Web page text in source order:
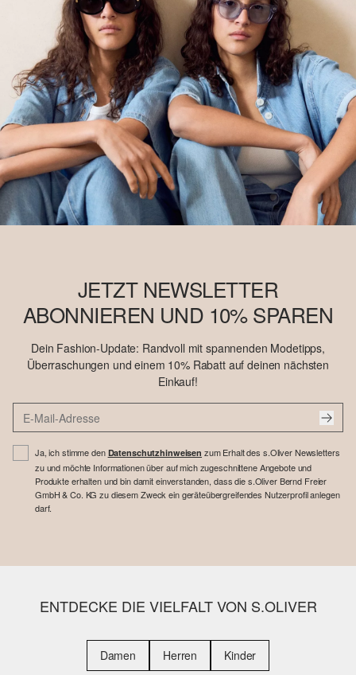
JETZT NEWSLETTER
ABONNIEREN UND 10% SPAREN
Dein Fashion-Update: Randvoll mit spannenden Modetipps,
Überraschungen und einem 10% Rabatt auf deinen nächsten
Einkauf!
Ja, ich stimme den Datenschutzhinweisen zum Erhalt des s.Oliver Newsletters
zu und möchte Informationen über auf mich zugeschnittene Angebote und
Produkte erhalten und bin damit einverstanden, dass die s.Oliver Bernd Freier
GmbH & Co. KG zu diesem Zweck ein geräteübergreifendes Nutzerprofil anlegen
darf.
ENTDECKE DIE VIELFALT VON S.OLIVER
Damen Herren Kinder